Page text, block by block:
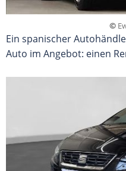
©
Ein spanischer
Auto im Angebot: einen